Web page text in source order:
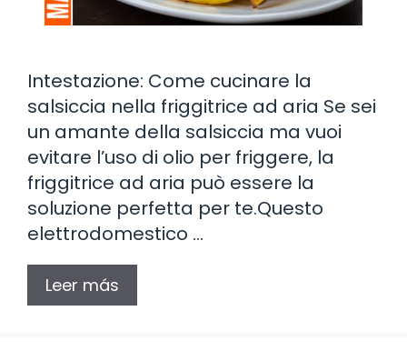
Intestazione: Come cucinare la
salsiccia nella friggitrice ad aria Se sei
un amante della salsiccia ma vuoi
evitare l’uso di olio per friggere, la
friggitrice ad aria può essere la
soluzione perfetta per te.Questo
elettrodomestico …
Leer más